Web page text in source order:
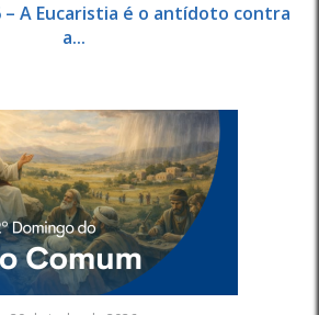
– A Eucaristia é o antídoto contra
a...